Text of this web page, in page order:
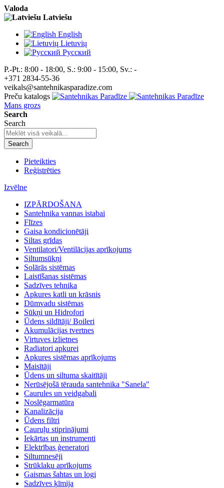
Valoda
Latviešu
English
Lietuvių
Pусский
P.-Pt.: 8:00 - 18:00, S.: 9:00 - 15:00, Sv.: -
+371 2834-55-36
veikals@santehnikasparadize.com
Preču katalogs
Mans grozs
Search
Search
Search
Pieteikties
Reģistrēties
Izvēlne
IZPĀRDOŠANA
Santehnika vannas istabai
Flīzes
Gaisa kondicionētāji
Siltas grīdas
Ventilatori/Ventilācijas aprīkojums
Siltumsūkņi
Solārās sistēmas
Laistīšanas sistēmas
Sadzīves tehnika
Apkures katli un krāsnis
Dūmvadu sistēmas
Sūkņi un Hidrofori
Ūdens sildītāji/ Boileri
Akumulācijas tvertnes
Virtuves izlietnes
Radiatori apkurei
Apkures sistēmas aprīkojums
Maisītāji
Ūdens un siltuma skaitītāji
Nerūsējošā tērauda santehnika "Sanela"
Caurules un veidgabali
Noslēgarmatūra
Kanalizācija
Ūdens filtri
Cauruļu stiprinājumi
Iekārtas un instrumenti
Elektrības ģeneratori
Siltumnesēji
Strūklaku aprīkojums
Gaismas šahtas un logi
Sadzīves ķīmija